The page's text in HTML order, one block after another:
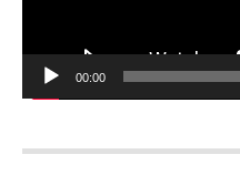
00:00